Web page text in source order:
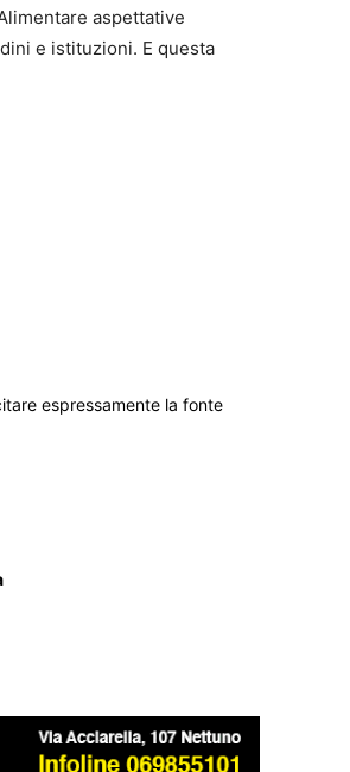
aspettative
e istituzioni. E questa
espressamente la fonte